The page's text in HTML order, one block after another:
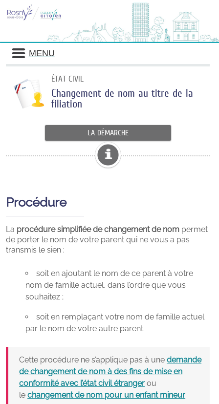
MENU
ÉTAT CIVIL
Changement de nom au titre de la
filiation
LA DÉMARCHE